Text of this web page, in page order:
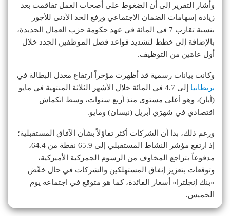
وأشار التقرير إلى أن الضغوط على أصحاب العمل تفاقمت بعد
زيادة إسهامات الضمان الاجتماعي ورفع الحد الأدنى للأجور
بنسبة تقارب 7 في المائة في عهد حكومة حزب العمال الجديدة،
بالإضافة إلى خطط لتشديد قواعد فصل الموظفين الجدد خلال
أول عامَين من التوظيف.
وكانت بيانات رسمية قد أظهرت مؤخراً ارتفاع معدل البطالة في
بريطانيا
إلى 4.7 في المائة خلال الأشهر الثلاثة المنتهية في مايو
(أيار)، وهو أعلى مستوى منذ أربع سنوات، وسط انكماش
اقتصادي في شهرَي أبريل (نيسان) ومايو.
ورغم ذلك، بدا أن الشركات أكثر تفاؤلاً بشأن الآفاق المستقبلية؛
إذ ارتفع مؤشر النشاط المستقبلي إلى 65.9 نقطة من 64.4،
مدفوعاً بتراجع المخاوف من الرسوم الجمركية الأميركية،
وتوقعات بتعزيز إنفاق المستهلكين والشركات في حال خفّض
«بنك إنجلترا» أسعار الفائدة، كما هو متوقع في اجتماعه يوم
الخميس.